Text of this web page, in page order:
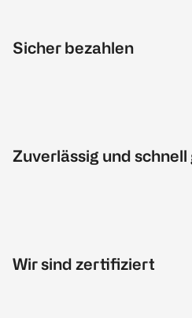
Sicher bezahlen
Zuverlässig und
Wir sind zertifiziert